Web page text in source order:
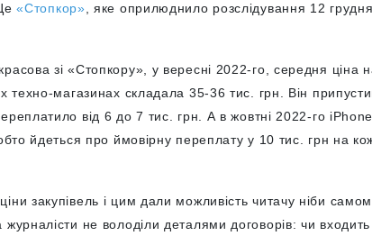
«Стопкор» , яке оприлюднило розслідування 12
зі «Стопкору», у вересні 2022-го, середня ціна
техно-магазинах складала 35-36 тис. грн. Він
від 6 до 7 тис. грн. А в жовтні 2022-го
йдеться про ймовірну переплату у 10 тис. грн на
закупівель і цим дали можливість читачу ніби
не володіли деталями договорів: чи входить